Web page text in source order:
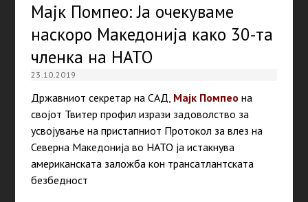
Мајк Помпео: Ја очекуваме
наскоро Македонија како 30-та
членка на НАТО
23.10.2019
Државниот секретар на САД, Мајк Помпео на
својот Твитер профил изрази задоволство за
усвојување на пристапниот Протокол за влез на
Северна Македонија во НАТО ја истакнува
американската заложба кон трансатлантската
безбедност